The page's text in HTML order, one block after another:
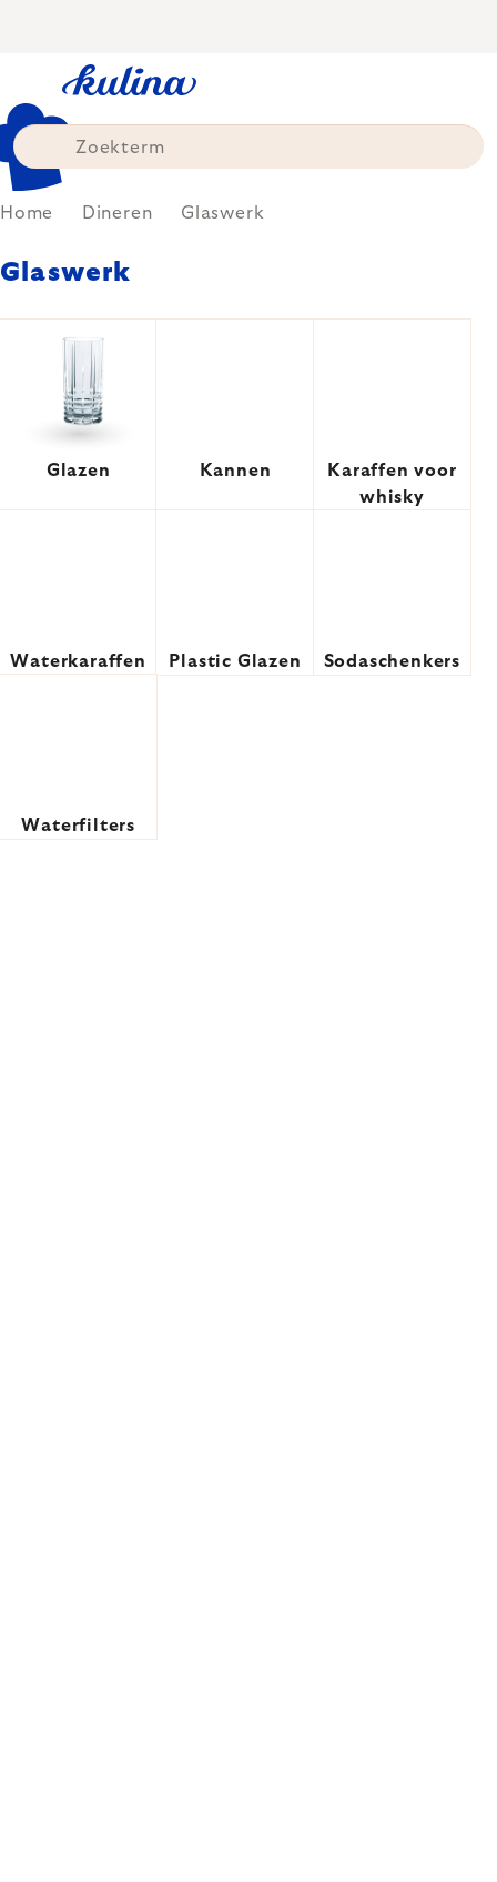
Home Dineren Glaswerk
Glaswerk
Glazen Kannen
Karaffen voor
whisky
Waterkaraffen Plastic Glazen Sodaschenkers
Waterfilters